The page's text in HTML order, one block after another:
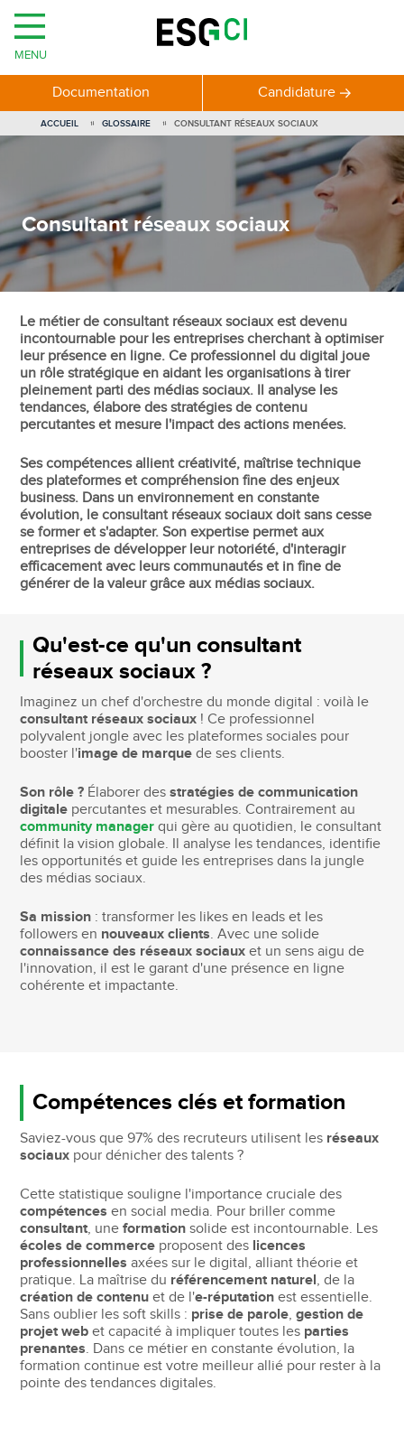
Consultant réseaux sociaux
ACCUEIL GLOSSAIRE CONSULTANT RÉSEAUX SOCIAUX
Le métier de consultant réseaux sociaux est devenu
incontournable pour les entreprises cherchant à optimiser
leur présence en ligne. Ce professionnel du digital joue
un rôle stratégique en aidant les organisations à tirer
pleinement parti des médias sociaux. Il analyse les
tendances, élabore des stratégies de contenu
percutantes et mesure l'impact des actions menées.
Ses compétences allient créativité, maîtrise technique
des plateformes et compréhension fine des enjeux
business. Dans un environnement en constante
évolution, le consultant réseaux sociaux doit sans cesse
se former et s'adapter. Son expertise permet aux
entreprises de développer leur notoriété, d'interagir
efficacement avec leurs communautés et in fine de
générer de la valeur grâce aux médias sociaux.
Qu'est-ce qu'un consultant
réseaux sociaux ?
Imaginez un chef d'orchestre du monde digital : voilà le
consultant réseaux sociaux ! Ce professionnel
polyvalent jongle avec les plateformes sociales pour
booster l'image de marque de ses clients.
Son rôle ? Élaborer desstratégies de communication
digitale percutantes et mesurables. Contrairement au
community manager qui gère au quotidien, le consultant
définit la vision globale. Il analyse les tendances, identifie
les opportunités et guide les entreprises dans la jungle
des médias sociaux.
Sa mission : transformer les likes en leads et les
followers en nouveaux clients. Avec une solide
connaissance des réseaux sociaux et un sens aigu de
l'innovation, il est le garant d'une présence en ligne
cohérente et impactante.
Compétences clés et formation
Saviez-vous que 97% des recruteurs utilisent les réseaux
sociaux pour dénicher des talents ?
Cette statistique souligne l'importance cruciale des
compétences en social media. Pour briller comme
consultant, uneformation solide est incontournable. Les
écoles de commerce proposent des licences
professionnelles axées sur le digital, alliant théorie et
pratique. La maîtrise du référencement naturel, de la
création de contenu et de l'e-réputation est essentielle.
Sans oublier les soft skills : prise de parole,gestion de
projet web et capacité à impliquer toutes les parties
prenantes. Dans ce métier en constante évolution, la
formation continue est votre meilleur allié pour rester à la
pointe des tendances digitales.
MENU
Documentation Candidature